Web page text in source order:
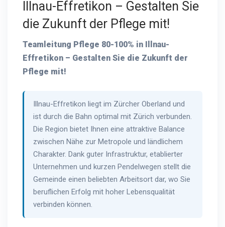
Illnau-Effretikon – Gestalten Sie
die Zukunft der Pflege mit!
Teamleitung Pflege 80-100% in Illnau-
Effretikon – Gestalten Sie die Zukunft der
Pflege mit!
Illnau-Effretikon liegt im Zürcher Oberland und
ist durch die Bahn optimal mit Zürich verbunden.
Die Region bietet Ihnen eine attraktive Balance
zwischen Nähe zur Metropole und ländlichem
Charakter. Dank guter Infrastruktur, etablierter
Unternehmen und kurzen Pendelwegen stellt die
Gemeinde einen beliebten Arbeitsort dar, wo Sie
beruflichen Erfolg mit hoher Lebensqualität
verbinden können.